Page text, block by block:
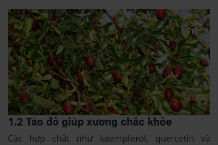
1.2 Táo đỏ giúp xương chắc khỏe
Các hợp chất như kaempferol, quercetin và